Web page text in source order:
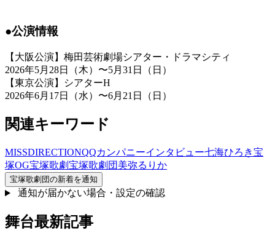
●公演情報
【大阪公演】梅田芸術劇場シアター・ドラマシティ
2026年5月28日（木）〜5月31日（日）
【東京公演】シアターH
2026年6月17日（水）〜6月21日（日）
関連キーワード
MISSDIRECTIONQQカンパニーインタビュー七海ひろき宝
塚OG宝塚歌劇宝塚歌劇団 美弥るりか
宝塚歌劇団の新着を通知
通知が届かない場合・設定の確認
舞台最新記事